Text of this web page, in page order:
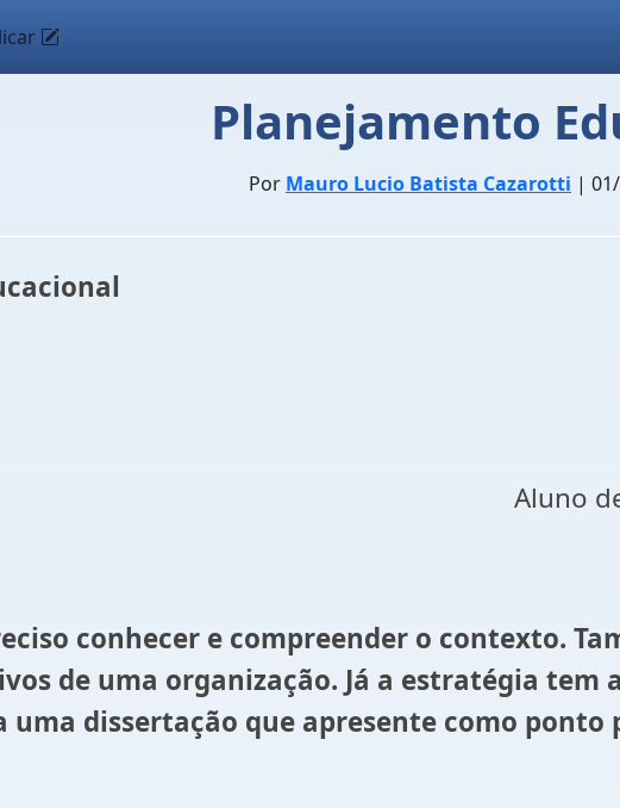
Planejamento
Por Mauro Lucio Batista Cazarotti |
Aluno
conhecer e compreender o contexto.
de uma organização. Já a estratégia
uma dissertação que apresente como